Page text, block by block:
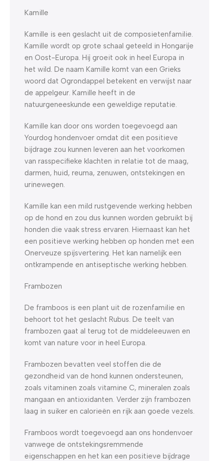
Kamille
Kamille is een geslacht uit de composietenfamilie.
Kamille wordt op grote schaal geteeld in Hongarije
en Oost-Europa. Hij groeit ook in heel Europa in
het wild. De naam Kamille komt van een Grieks
woord dat Ogrondappel betekent en verwijst naar
de appelgeur. Kamille heeft in de
natuurgeneeskunde een geweldige reputatie.
Kamille kan door ons worden toegevoegd aan
Yourdog hondenvoer omdat dit een positieve
bijdrage zou kunnen leveren aan het voorkomen
van rasspecifieke klachten in relatie tot de maag,
darmen, huid, reuma, zenuwen, ontstekingen en
urinewegen.
Kamille kan een mild rustgevende werking hebben
op de hond en zou dus kunnen worden gebruikt bij
honden die vaak stress ervaren. Hiernaast kan het
een positieve werking hebben op honden met een
Onerveuze spijsvertering. Het kan namelijk een
ontkrampende en antiseptische werking hebben.
Frambozen
De framboos is een plant uit de rozenfamilie en
behoort tot het geslacht Rubus. De teelt van
frambozen gaat al terug tot de middeleeuwen en
komt van nature voor in heel Europa.
Frambozen bevatten veel stoffen die de
gezondheid van de hond kunnen ondersteunen,
zoals vitaminen zoals vitamine C, mineralen zoals
mangaan en antioxidanten. Verder zijn frambozen
laag in suiker en calorieën en rijk aan goede vezels.
Framboos wordt toegevoegd aan ons hondenvoer
vanwege de ontstekingsremmende
eigenschappen en het kan een positieve bijdrage